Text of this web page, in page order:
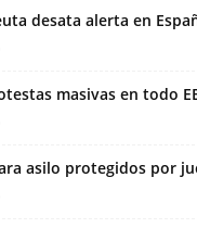
desata alerta en
masivas en todo
asilo protegidos por